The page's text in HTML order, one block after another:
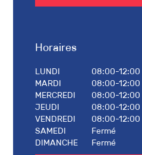
Horaires
LUNDI
08:00-
MARDI
08:00-
MERCREDI
08:00-
JEUDI
08:00-
VENDREDI
08:00-12:00
SAMEDI
Fermé
DIMANCHE
Fermé